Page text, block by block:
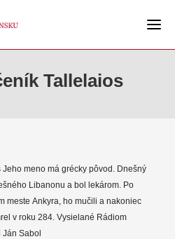
Tallelaios
meno má grécky pôvod. Dnešný
Libanonu a bol lekárom. Po
meste Ankyra, ho mučili a nakoniec
v roku 284. Vysielané Rádiom
Sabol